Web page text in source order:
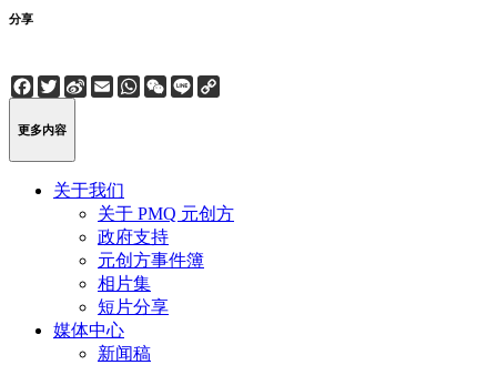
分享
Facebook
Twitter
Sina
Weibo
EmailWhatsApp
WeChat
Line
更多内容
关于我们
关于 PMQ 元创方
政府支持
元创方事件簿
相片集
短片分享
媒体中心
新闻稿